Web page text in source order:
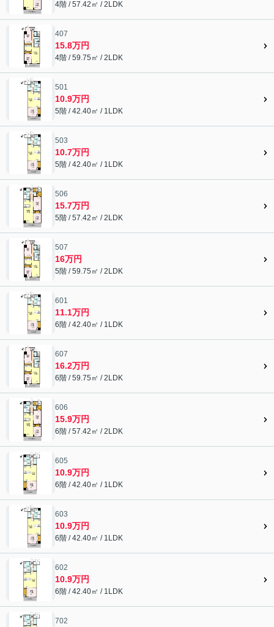
4階 / 57.42㎡ / 2LDK
407
15.8万円
4階 / 59.75㎡ / 2LDK
501
10.9万円
5階 / 42.40㎡ / 1LDK
503
10.7万円
5階 / 42.40㎡ / 1LDK
506
15.7万円
5階 / 57.42㎡ / 2LDK
507
16万円
5階 / 59.75㎡ / 2LDK
601
11.1万円
6階 / 42.40㎡ / 1LDK
607
16.2万円
6階 / 59.75㎡ / 2LDK
606
15.9万円
6階 / 57.42㎡ / 2LDK
605
10.9万円
6階 / 42.40㎡ / 1LDK
603
10.9万円
6階 / 42.40㎡ / 1LDK
602
10.9万円
6階 / 42.40㎡ / 1LDK
702